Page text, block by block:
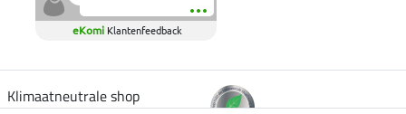
eKomi Klantenfeedback
Klimaatneutrale shop